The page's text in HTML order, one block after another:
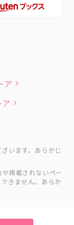
ア
います。あらかじ
掲載されないペー
きません。あらか